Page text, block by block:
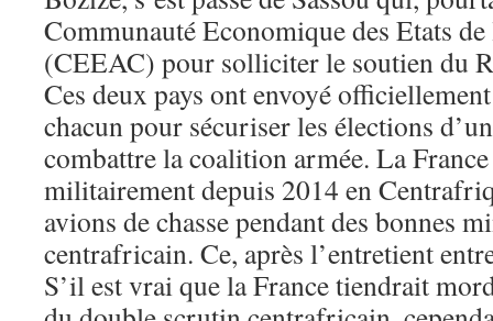
Communauté Economique des Etats
(CEEAC) pour solliciter le soutien du
Ces deux pays ont envoyé
chacun pour sécuriser les élections
combattre la coalition armée. La France
militairement depuis 2014 en
avions de chasse pendant des bonnes
centrafricain. Ce, après l’entretient
S’il est vrai que la France tiendrait